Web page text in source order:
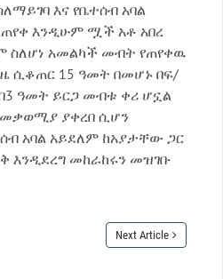
እና የቤተሰብ አባል
እንዲሁም ሟች አቶ አበረ
ስለሆነ አመልካች መብት የጠየቀዉ
ሲቆጠር 15 ዓመት በመሆኑ በፍ/
ዓመት ይርጋ መብቱ ቀሪ ሆኗል
ያቀረበ ሲሆን
አባል አይደለም ከአያታቸው ጋር
እንዲደረግ መከራከሩን መዝገቡ
Next Article